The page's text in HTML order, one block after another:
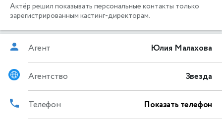
Актёр решил показывать персональные контакты только
зарегистрированным кастинг-директорам.
Агент Юлия Малахова
Агентство Звезда
Телефон Показать телефон